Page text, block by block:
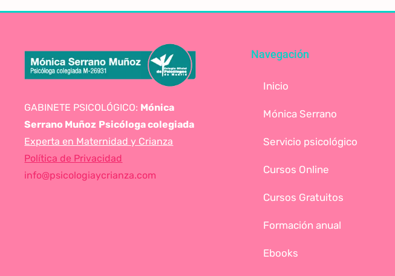
GABINETE PSICOLÓGICO: Mónica
Serrano Muñoz Psicóloga colegiada
Experta en Maternidad y Crianza
Política de Privacidad
info@psicologiaycrianza.com
Navegación
Inicio
Mónica Serrano
Servicio psicológico
Cursos Online
Cursos Gratuitos
Formación anual
Ebooks